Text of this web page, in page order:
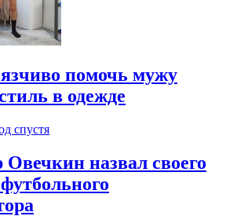
помочь мужу
в одежде
спустя
Овечкин назвал своего